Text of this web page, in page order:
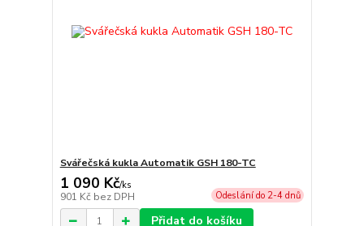
Svářečská kukla Automatik GSH 180-TC
1 090 Kč/ks
901 Kč bez DPH Odeslání do 2-4 dnů
Přidat do košíku